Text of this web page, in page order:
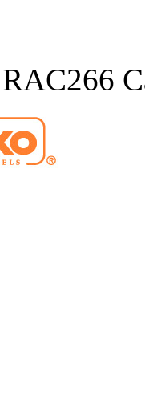
RAC266